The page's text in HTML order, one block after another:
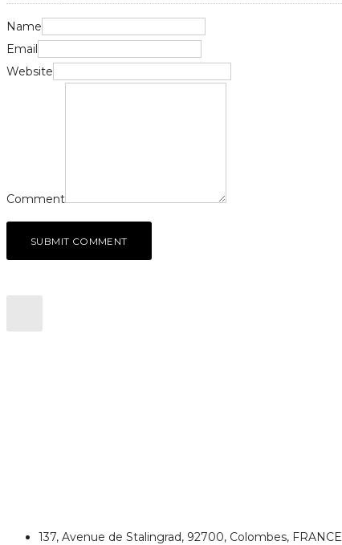
Name
Email
Website
Comment
SUBMIT COMMENT
137, Avenue de Stalingrad, 92700, Colombes, FRANCE